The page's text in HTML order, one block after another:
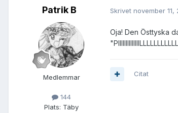
Patrik B
Medlemmar
144
Plats: Täby
Skrivet november 11,
Oja! Den Östtyska
Citat